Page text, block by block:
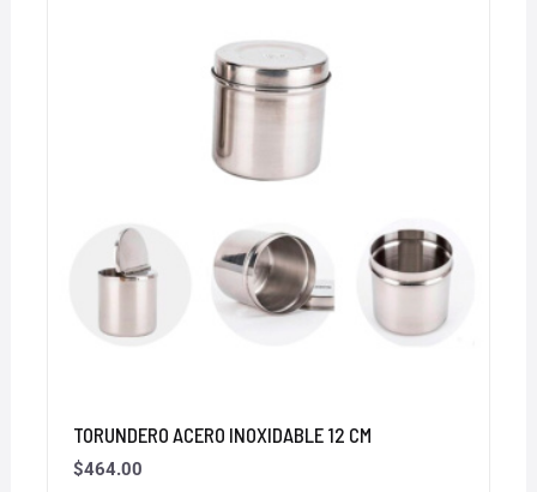
TORUNDERO ACERO INOXIDABLE 12 CM
$464.00